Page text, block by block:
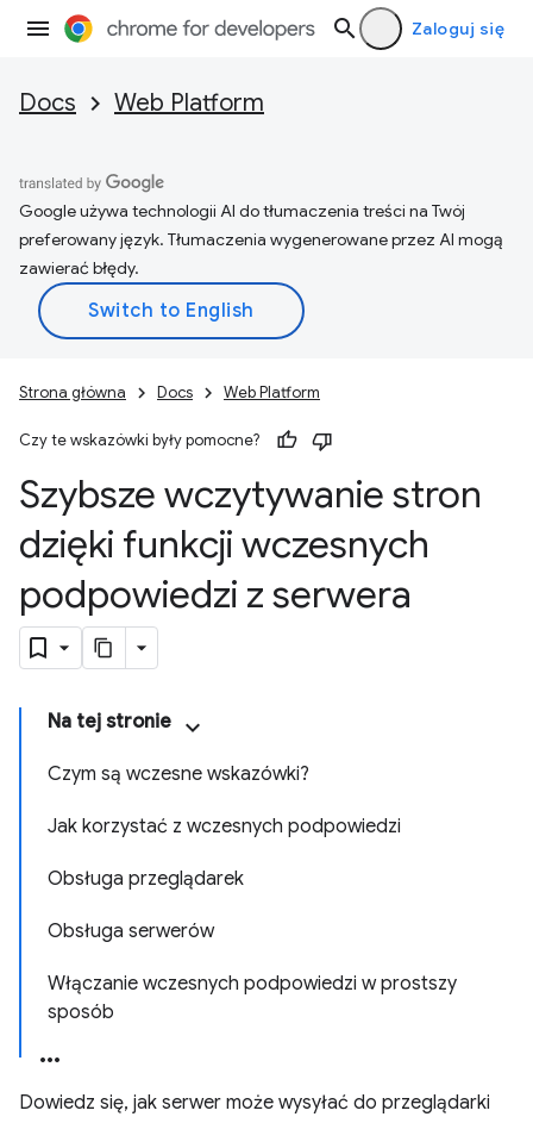
Zaloguj się
Docs Web Platform
Google używa technologii AI do tłumaczenia treści na Twój
preferowany język. Tłumaczenia wygenerowane przez AI mogą
zawierać błędy.
Strona główna Docs Web Platform
Czy te wskazówki były pomocne?
Szybsze wczytywanie stron
dzięki funkcji wczesnych
podpowiedzi z serwera
Na tej stronie
Czym są wczesne wskazówki?
Jak korzystać z wczesnych podpowiedzi
Obsługa przeglądarek
Obsługa serwerów
Włączanie wczesnych podpowiedzi w prostszy
sposób
Dowiedz się, jak serwer może wysyłać do przeglądarki